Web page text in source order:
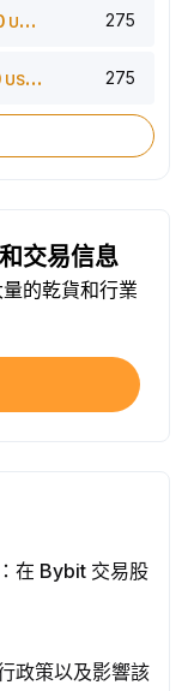
USDT 275
USDT 275
交易信息
的乾貨和行業
在 Bybit 交易股
政策以及影響該